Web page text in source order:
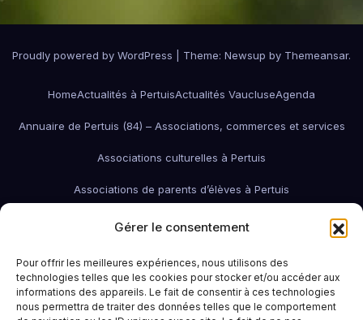
Gérer le consentement
Pour offrir les meilleures expériences, nous utilisons des
technologies telles que les cookies pour stocker et/ou accéder aux
informations des appareils. Le fait de consentir à ces technologies
nous permettra de traiter des données telles que le comportement
Proudly powered by WordPress Theme: Newsup by Themeansar.
HomeActualités à PertuisActualités VaucluseAgenda
Annuaire de Pertuis (84) – Associations, commerces et services
Associations culturelles à Pertuis
Associations de parents d’élèves à Pertuis
Associations de quartier à Pertuis
associations économiques Pertuis
Associations humanitaires et sociales Associations patriotiques